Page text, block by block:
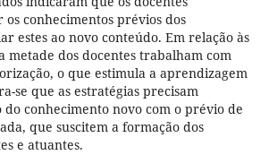
conhecimentos prévios dos
estes ao novo conteúdo. Em relação às
metade dos docentes trabalham com
o que estimula a aprendizagem
se que as estratégias precisam
conhecimento novo com o prévio de
que suscitem a formação dos
e atuantes.